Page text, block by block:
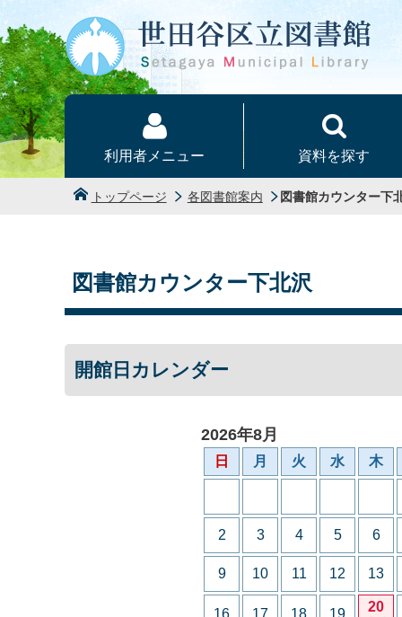
本文へ
利用者メニュー 資料を探す
トップページ 各図書館案内 図書館カウンター下
図書館カウンター下北沢
開館日カレンダー
2026年8月
日 月 火 水 木
2 3 4 5 6
9 10 11 12 13
16 17 18 19 20